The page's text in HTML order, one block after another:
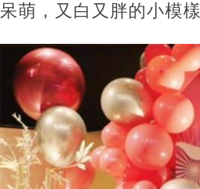
呆萌，又白又胖的小模